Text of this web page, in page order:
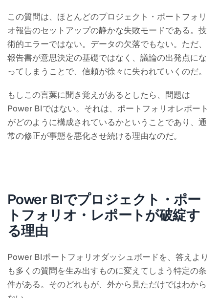
この質問は、ほとんどのプロジェクト・ポートフォリ
オ報告のセットアップの静かな失敗モードである。技
術的エラーではない。データの欠落でもない。ただ、
報告書が意思決定の基礎ではなく、議論の出発点にな
ってしまうことで、信頼が徐々に失われていくのだ。
もしこの言葉に聞き覚えがあるとしたら、問題は
Power BIではない。それは、ポートフォリオレポート
がどのように構成されているかということであり、通
常の修正が事態を悪化させ続ける理由なのだ。
Power BIでプロジェクト・ポー
トフォリオ・レポートが破綻す
る理由
Power BIポートフォリオダッシュボードを、答えより
も多くの質問を生み出すものに変えてしまう特定の条
件がある。そのどれもが、外から見ただけではわから